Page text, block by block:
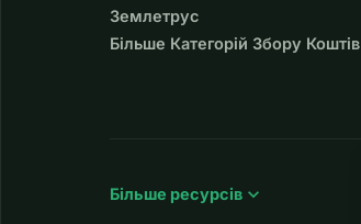
Землетрус
Більше Категорій Збору Коштів
Більше ресурсів expand_more